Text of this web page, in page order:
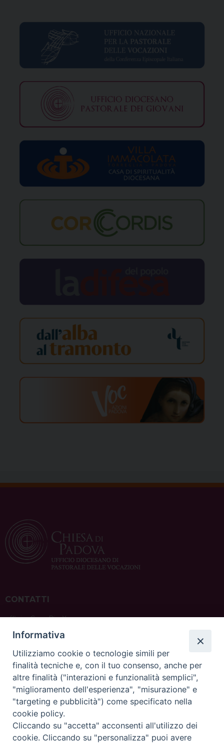
CONTATTI
ufficio: Casa Pio X
via Bonporti, 20 – 35141 Padova
tel: +39 351 619 2354
e mail:ufficiovocazionipadova@gmail.com
sede: Casa Sant'Andrea
via Valmarana, 20 – 35133 Padova
instagram:@casasantandreapadova
e mail:casasantandreapadova@gmail.com
Informativa
Utilizziamo cookie o tecnologie simili per
finalità tecniche e, con il tuo consenso, anche per
altre finalità ("interazioni e funzionalità semplici",
"miglioramento dell'esperienza", "misurazione" e
"targeting e pubblicità") come specificato nella
cookie policy.
Cliccando su "accetta" acconsenti all'utilizzo dei
cookie. Cliccando su "personalizza" puoi avere